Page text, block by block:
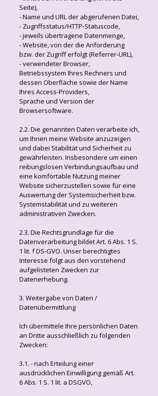
Seite),
- Name und URL der abgerufenen Datei,
- Zugriffsstatus/HTTP-Statuscode,
- jeweils übertragene Datenmenge,
- Website, von der die Anforderung
bzw. der Zugriff erfolgt (Referrer-URL),
- verwendeter Browser,
Betriebssystem Ihres Rechners und
dessen Oberfläche sowie der Name
Ihres Access-Providers,
Sprache und Version der
Browsersoftware.
2.2. Die genannten Daten verarbeite ich,
um Ihnen meine Website anzuzeigen
und dabei Stabilität und Sicherheit zu
gewährleisten. Insbesondere um einen
reibungslosen Verbindungsaufbau und
eine komfortable Nutzung meiner
Website sicherzustellen sowie für eine
Auswertung der Systemsicherheit bzw.
Systemstabilität und zu weiteren
administrativen Zwecken.
2.3. Die Rechtsgrundlage für die
Datenverarbeitung bildet Art. 6 Abs. 1 S.
1 lit. f DS-GVO. Unser berechtigtes
Interesse folgt aus den vorstehend
aufgelisteten Zwecken zur
Datenerhebung.
3. Weitergabe von Daten /
Datenübermittlung
Ich übermittele Ihre persönlichen Daten
an Dritte ausschließlich zu folgenden
Zwecken:
3.1. - nach Erteilung einer
ausdrücklichen Einwilligung gemäß Art.
6 Abs. 1 S. 1 lit. a DSGVO,